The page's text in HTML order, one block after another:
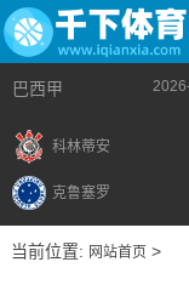
巴西甲
科林蒂安
克鲁塞罗
当前位置: 网站首页>